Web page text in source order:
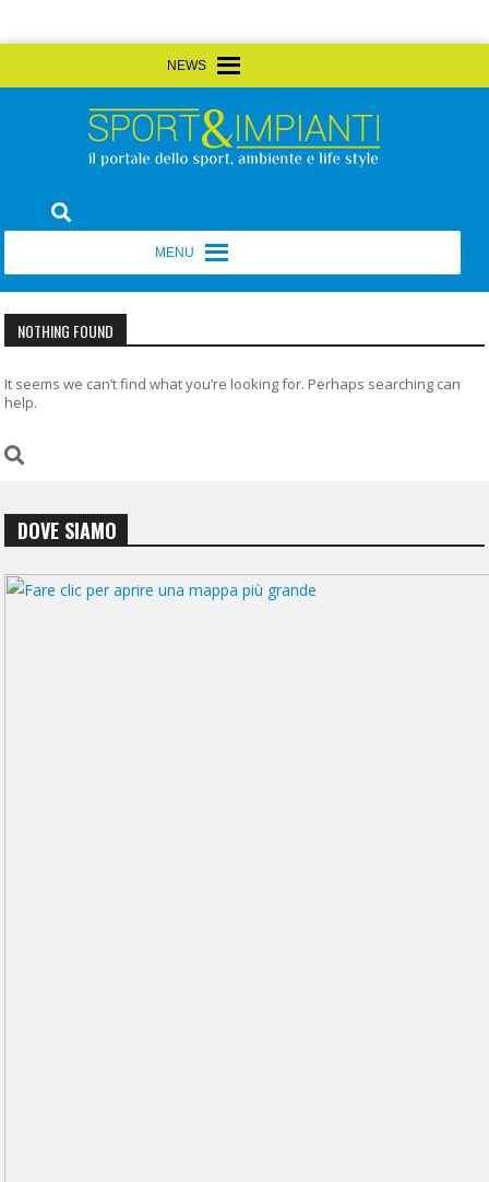
to
Sport&Impianti
NOTHING FOUND
It seems we can’t find what you’re looking for. Perhaps searching can
help.
DOVE SIAMO